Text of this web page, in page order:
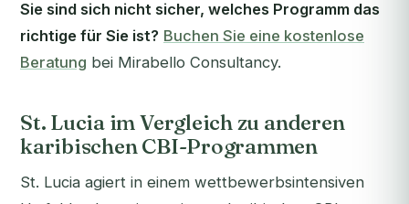
Sie sind sich nicht sicher, welches Programm das
richtige für Sie ist? Buchen Sie eine kostenlose
Beratung bei Mirabello Consultancy.
St. Lucia im Vergleich zu anderen
karibischen CBI-Programmen
St. Lucia agiert in einem wettbewerbsintensiven